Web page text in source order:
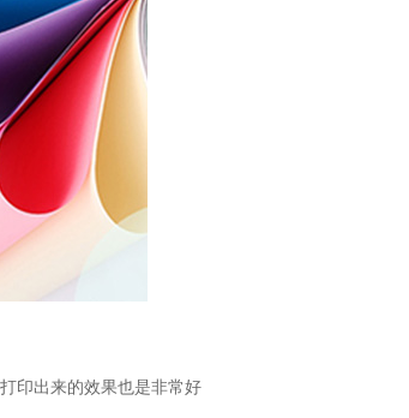
印出来的效果也是非常好